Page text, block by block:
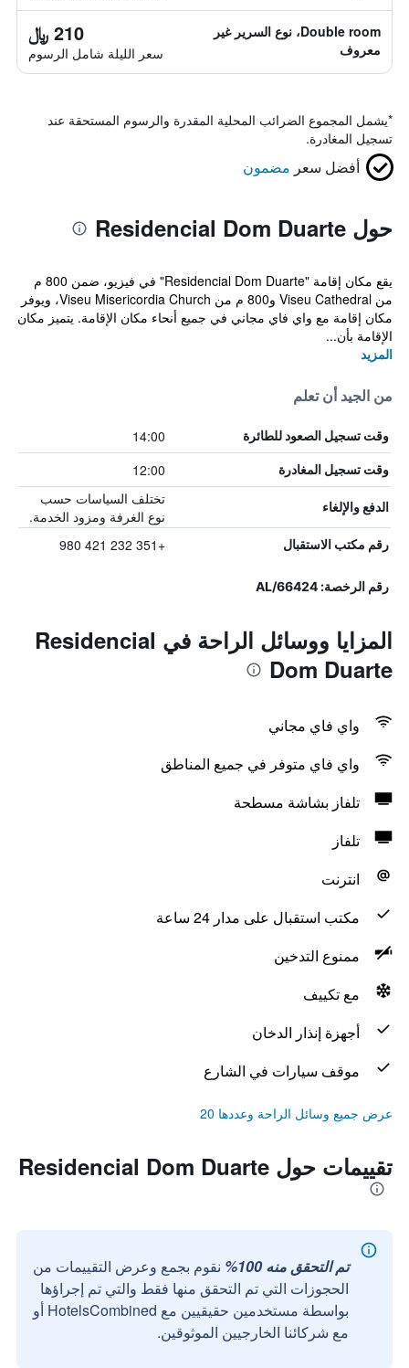
Double room، نوع السرير غير
معروف
210 ﷼
سعر الليلة شامل الرسوم
*يشمل المجموع الضرائب المحلية المقدرة والرسوم المستحقة عند
تسجيل المغادرة.
أفضل سعر مضمون
حول Residencial Dom Duarte
يقع مكان إقامة "Residencial Dom Duarte" في فيزيو، ضمن 800 م
من Viseu Cathedral و800 م من Viseu Misericordia Church، ويوفر
مكان إقامة مع واي فاي مجاني في جميع أنحاء مكان الإقامة. يتميز مكان
الإقامة بأن...
المزيد
من الجيد أن تعلم
وقت تسجيل الصعود للطائرة 14:00
وقت تسجيل المغادرة 12:00
الدفع والإلغاء
تختلف السياسات حسب
نوع الغرفة ومزود الخدمة.
رقم مكتب الاستقبال +351 232 421 980
رقم الرخصة: 66424/AL
المزايا ووسائل الراحة في Residencial
Dom Duarte
واي فاي مجاني
واي فاي متوفر في جميع المناطق
تلفاز بشاشة مسطحة
تلفاز
انترنت
مكتب استقبال على مدار 24 ساعة
ممنوع التدخين
مع تكييف
أجهزة إنذار الدخان
موقف سيارات في الشارع
عرض جميع وسائل الراحة وعددها 20
تقييمات حول Residencial Dom Duarte
تم التحقق منه 100%
نقوم بجمع وعرض التقييمات من
الحجوزات التي تم التحقق منها فقط والتي تم إجراؤها
بواسطة مستخدمين حقيقيين مع HotelsCombined أو
مع شركائنا الخارجيين الموثوقين.